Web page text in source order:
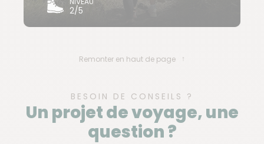
2/5
Remonter en haut de page
BESOIN DE CONSEILS ?
Un projet de voyage, une
question ?